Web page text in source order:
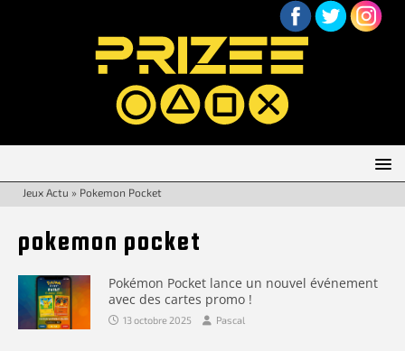
Jeux Actu » Pokemon Pocket
pokemon pocket
Pokémon Pocket lance un nouvel événement
avec des cartes promo !
13 octobre 2025 Pascal